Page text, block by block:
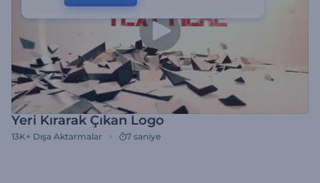
Yeri Kırarak Çıkan Logo
13K+ Dışa Aktarmalar 7 saniye